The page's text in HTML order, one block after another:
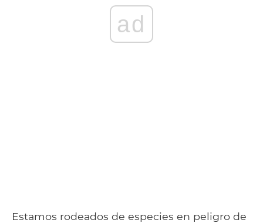
ad
Estamos rodeados de especies en peligro de